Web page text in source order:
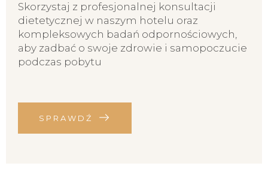
Skorzystaj z profesjonalnej konsultacji
dietetycznej w naszym hotelu oraz
kompleksowych badań odpornościowych,
aby zadbać o swoje zdrowie i samopoczucie
podczas pobytu
SPRAWDŹ